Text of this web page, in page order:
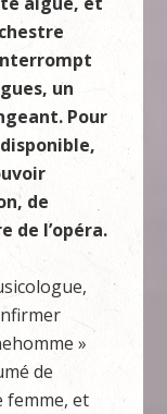
un
Pour
de
de l’opéra.
»
de
femme, et